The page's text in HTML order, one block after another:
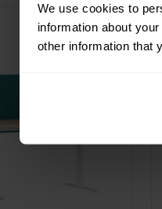
We use cookies to
information about
other information that